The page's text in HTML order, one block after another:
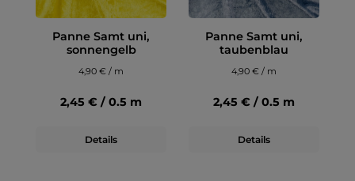
Panne Samt uni,
sonnengelb
4,90 € / m
2,45 € / 0.5 m
Details
Panne Samt uni,
taubenblau
4,90 € / m
2,45 € / 0.5 m
Details